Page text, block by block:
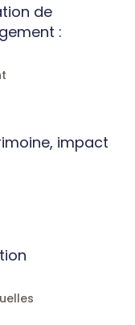
de
:
impact